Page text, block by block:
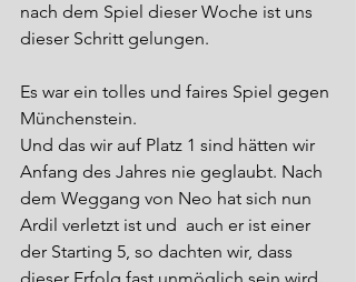
nach dem Spiel dieser Woche ist uns
dieser Schritt gelungen.
Es war ein tolles und faires Spiel gegen
Münchenstein.
Und das wir auf Platz 1 sind hätten wir
Anfang des Jahres nie geglaubt. Nach
dem Weggang von Neo hat sich nun
Ardil verletzt ist und  auch er ist einer
der Starting 5, so dachten wir, dass